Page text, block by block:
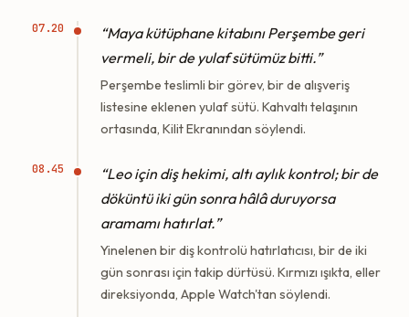
07.20
“Maya kütüphane kitabını Perşembe geri
vermeli, bir de yulaf sütümüz bitti.”
Perşembe teslimli bir görev, bir de alışveriş
listesine eklenen yulaf sütü. Kahvaltı telaşının
ortasında, Kilit Ekranından söylendi.
08.45
“Leo için diş hekimi, altı aylık kontrol; bir de
döküntü iki gün sonra hâlâ duruyorsa
aramamı hatırlat.”
Yinelenen bir diş kontrolü hatırlatıcısı, bir de iki
gün sonrası için takip dürtüsü. Kırmızı ışıkta, eller
direksiyonda, Apple Watch'tan söylendi.